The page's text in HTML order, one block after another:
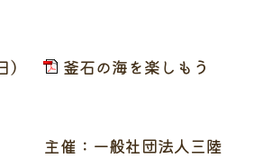
）
釜石の海を楽しもう
般社団法人三陸